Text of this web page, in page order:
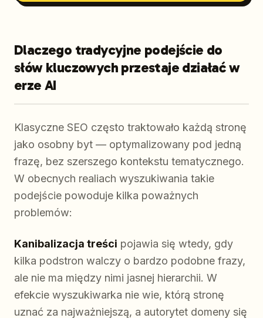
Dlaczego tradycyjne podejście do
słów kluczowych przestaje działać w
erze AI
Klasyczne SEO często traktowało każdą stronę
jako osobny byt — optymalizowany pod jedną
frazę, bez szerszego kontekstu tematycznego.
W obecnych realiach wyszukiwania takie
podejście powoduje kilka poważnych
problemów:
Kanibalizacja treści pojawia się wtedy, gdy
kilka podstron walczy o bardzo podobne frazy,
ale nie ma między nimi jasnej hierarchii. W
efekcie wyszukiwarka nie wie, którą stronę
uznać za najważniejszą, a autorytet domeny się